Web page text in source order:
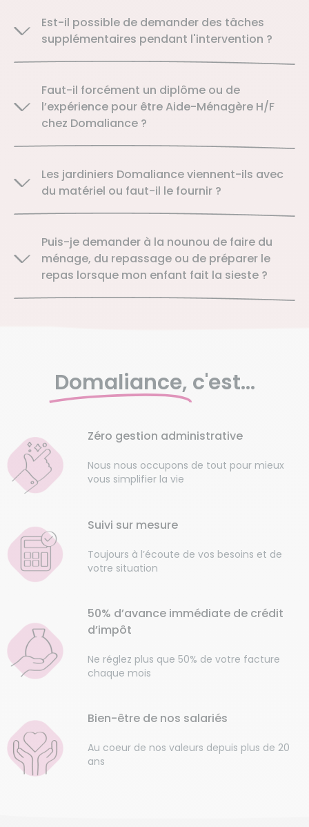
Est-il possible de demander des tâches
supplémentaires pendant l'intervention ?
Faut-il forcément un diplôme ou de
l’expérience pour être Aide-Ménagère H/F
chez Domaliance ?
Les jardiniers Domaliance viennent-ils avec
du matériel ou faut-il le fournir ?
Puis-je demander à la nounou de faire du
ménage, du repassage ou de préparer le
repas lorsque mon enfant fait la sieste ?
Domaliance, c'est...
Zéro gestion administrative
Nous nous occupons de tout pour mieux
vous simplifier la vie
Suivi sur mesure
Toujours à l’écoute de vos besoins et de
votre situation
50% d’avance immédiate de crédit
d’impôt
Ne réglez plus que 50% de votre facture
chaque mois
Bien-être de nos salariés
Au coeur de nos valeurs depuis plus de 20
ans